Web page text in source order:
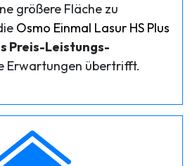
größere Fläche zu
Osmo Einmal Lasur HS Plus
Preis-Leistungs-
Erwartungen übertrifft.